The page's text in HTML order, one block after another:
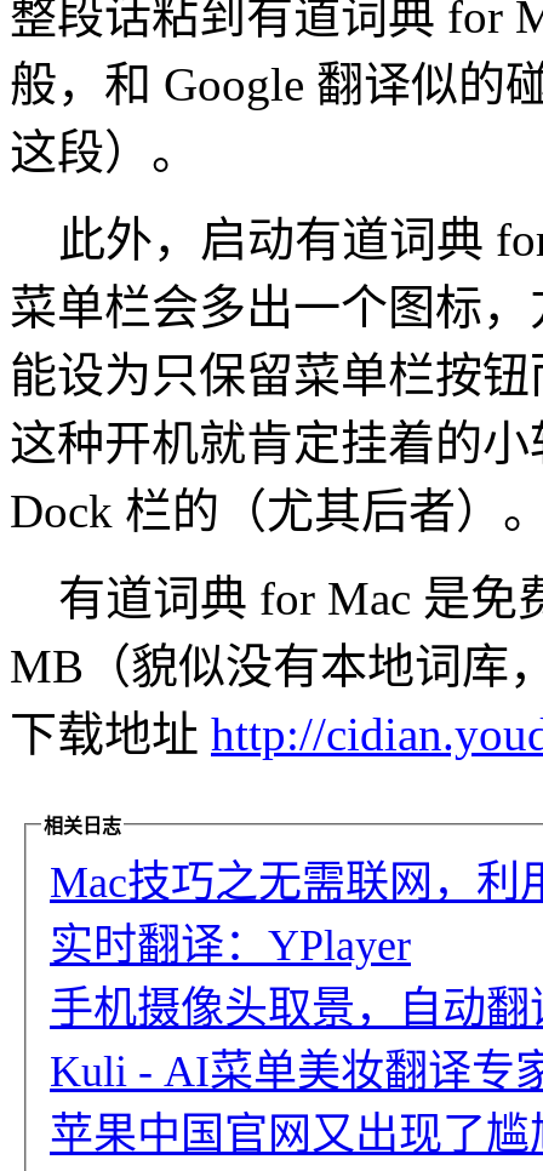
整段话粘到有道词典 for
般，和 Google 翻译似的
这段）。
此外，启动有道词典
菜单栏会多出一个图标
能设为只保留菜单栏按
这种开机就肯定挂着的
Dock 栏的（尤其后者）
有道词典 for Mac 是免
MB（貌似没有本地词库
下载地址 http://
相关日志
Mac技巧之无需联网，
实时翻译：YPlayer
手机摄像头取景，自动
Kuli - AI菜单美妆翻译专
苹果中国官网又出现了